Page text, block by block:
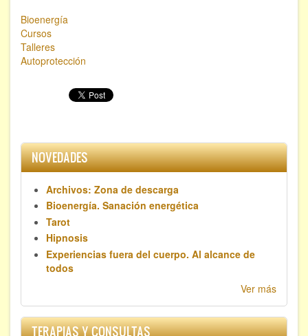
Bioenergía
Cursos
Talleres
Autoprotección
NOVEDADES
Archivos: Zona de descarga
Bioenergía. Sanación energética
Tarot
Hipnosis
Experiencias fuera del cuerpo. Al alcance de
todos
Ver más
TERAPIAS Y CONSULTAS